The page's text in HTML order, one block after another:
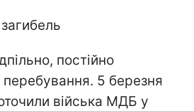
постійно
5 березня
війська МДБ у